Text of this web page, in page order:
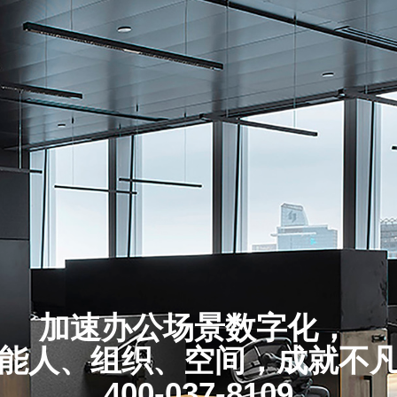
加速办公场景数字化，
人、组织、空间，成就不